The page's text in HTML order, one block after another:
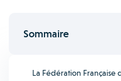
Sommaire
La Fédération Française